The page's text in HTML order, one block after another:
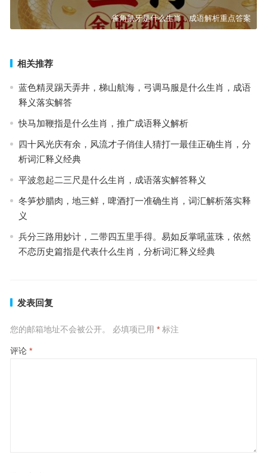
雀角鼠牙是什么生肖，成语解析重点答案
相关推荐
蓝色精灵踢天弄井，梯山航海，弓调马服是什么生肖，成语
释义落实解答
快马加鞭指是什么生肖，推广成语释义解析
四十风光庆有余，风流才子俏佳人猜打一最佳正确生肖，分
析词汇释义经典
平波忽起二三尺是什么生肖，成语落实解答释义
冬笋炒腊肉，地三鲜，啤酒打一准确生肖，词汇解析落实释
义
兵分三路用妙计，二带四五里手得。易如反掌吼蓝珠，依然
不恋历史篇指是代表什么生肖，分析词汇释义经典
发表回复
您的邮箱地址不会被公开。 必填项已用 *标注
评论 *